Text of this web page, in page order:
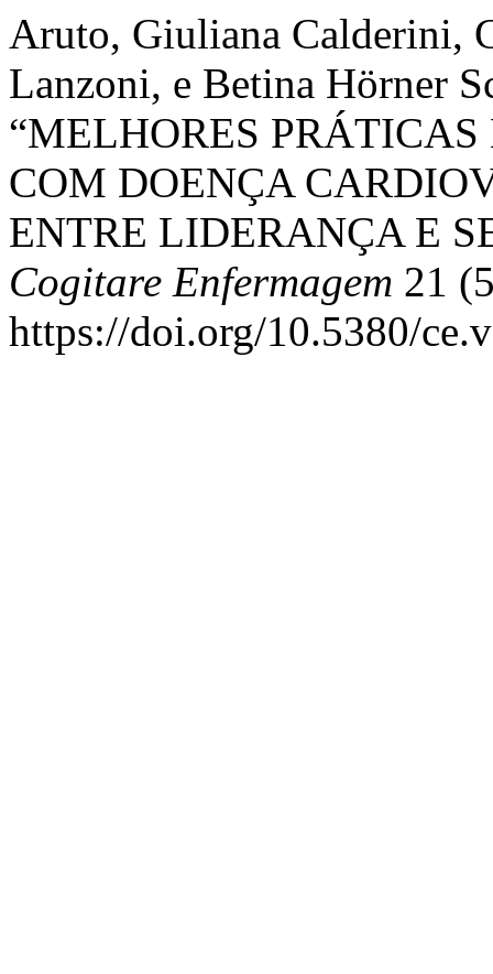
Aruto, Giuliana Calderini,
Lanzoni, e Betina Hörner
“MELHORES
COM DOENÇA
ENTRE LIDERANÇA E
Cogitare Enfermagem 21
https://doi.org/10.5380/